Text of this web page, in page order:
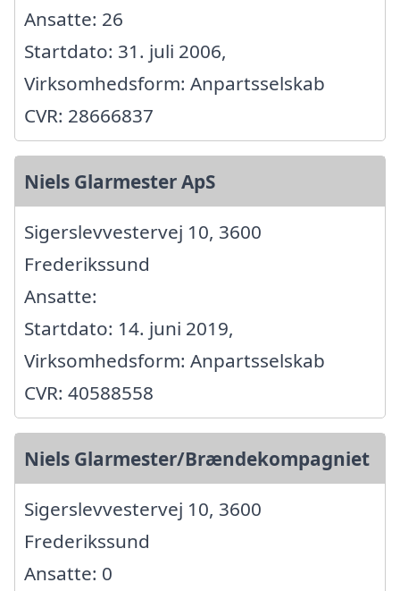
Ansatte: 26
Startdato: 31. juli 2006,
Virksomhedsform: Anpartsselskab
CVR: 28666837
Niels Glarmester ApS
Sigerslevvestervej 10, 3600
Frederikssund
Ansatte:
Startdato: 14. juni 2019,
Virksomhedsform: Anpartsselskab
CVR: 40588558
Niels Glarmester/Brændekompagniet
Sigerslevvestervej 10, 3600
Frederikssund
Ansatte: 0